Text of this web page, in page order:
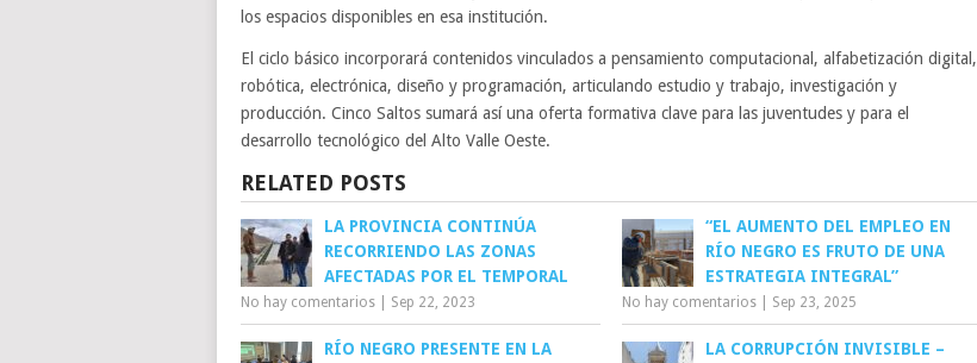
los espacios disponibles en esa institución.
El ciclo básico incorporará contenidos vinculados a pensamiento computacional, alfabetización digital,
robótica, electrónica, diseño y programación, articulando estudio y trabajo, investigación y
producción. Cinco Saltos sumará así una oferta formativa clave para las juventudes y para el
desarrollo tecnológico del Alto Valle Oeste.
RELATED POSTS
LA PROVINCIA CONTINÚA
RECORRIENDO LAS ZONAS
AFECTADAS POR EL TEMPORAL
No hay comentarios Sep 22, 2023
“EL AUMENTO DEL EMPLEO EN
RÍO NEGRO ES FRUTO DE UNA
ESTRATEGIA INTEGRAL”
No hay comentarios Sep 23, 2025
RÍO NEGRO PRESENTE EN LA
LA CORRUPCIÓN INVISIBLE –